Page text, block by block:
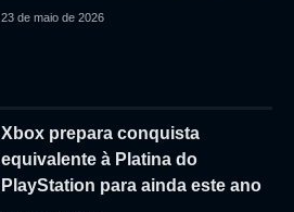
23 de maio de 2026
Xbox prepara conquista
equivalente à Platina do
PlayStation para ainda este ano